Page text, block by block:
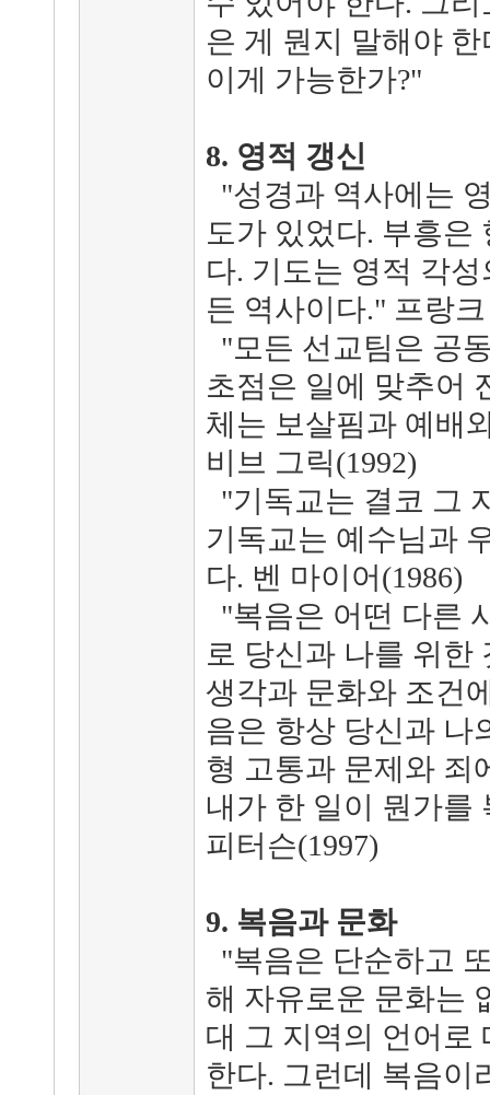
은 게 뭔지 말해야
이게 가능한가?"
8. 영적 갱신
"성경과 역사에는
도가 있었다. 부흥은
다. 기도는 영적 각
든 역사이다." 프랑
"모든 선교팀은 공
초점은 일에 맞추어
체는 보살핌과 예배
비브 그릭(1992)
"기독교는 결코 그
기독교는 예수님과
다. 벤 마이어(1986)
"복음은 어떤 다른
로 당신과 나를 위한
생각과 문화와 조건
음은 항상 당신과 나
형 고통과 문제와 죄
내가 한 일이 뭔가를
피터슨(1997)
9. 복음과 문화
"복음은 단순하고
해 자유로운 문화는
대 그 지역의 언어로
한다. 그런데 복음이